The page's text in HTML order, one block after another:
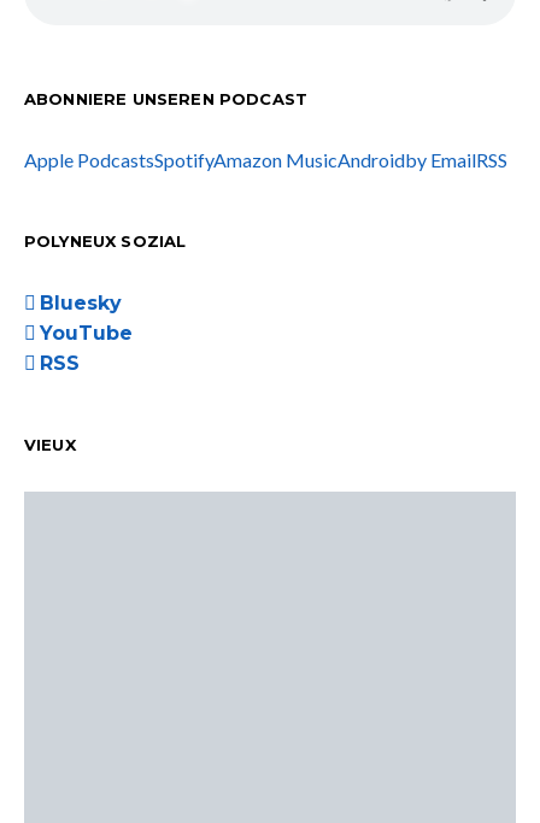
ABONNIERE UNSEREN PODCAST
Apple PodcastsSpotifyAmazon MusicAndroidby EmailRSS
POLYNEUX SOZIAL
Bluesky
YouTube
RSS
VIEUX